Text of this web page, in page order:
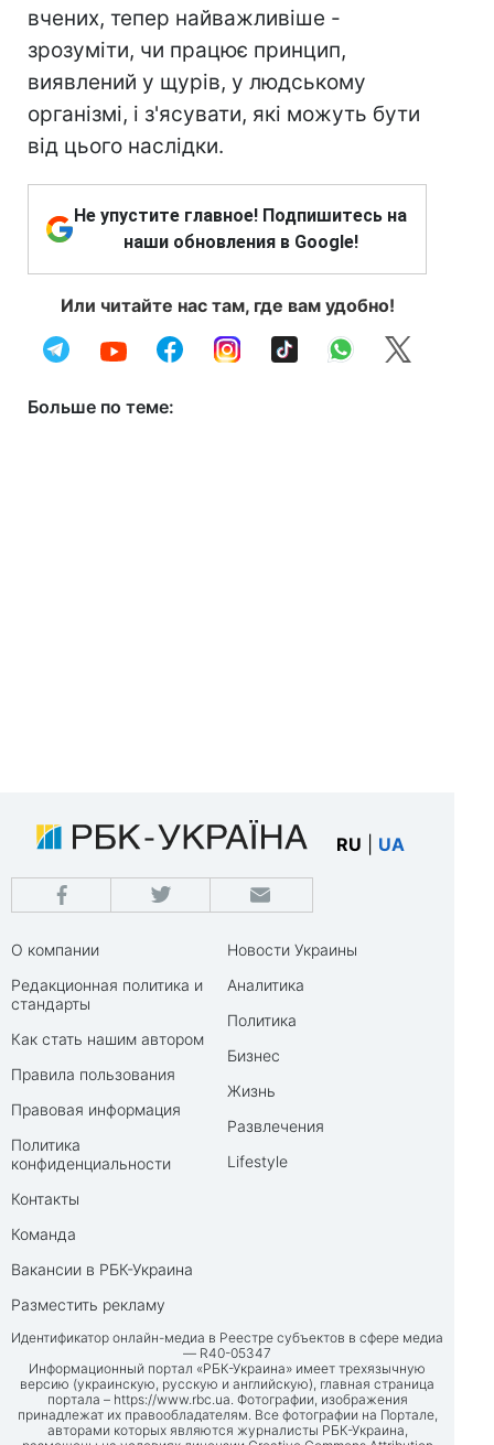
вчених, тепер найважливіше -
зрозуміти, чи працює принцип,
виявлений у щурів, у людському
організмі, і з'ясувати, які можуть бути
від цього наслідки.
Не упустите главное! Подпишитесь на
наши обновления в Google!
Или читайте нас там, где вам удобно!
Больше по теме:
RU UA
О компании
Редакционная политика и
стандарты
Как стать нашим автором
Правила пользования
Правовая информация
Политика
конфиденциальности
Контакты
Команда
Вакансии в РБК-Украина
Разместить рекламу
Новости Украины
Аналитика
Политика
Бизнес
Жизнь
Развлечения
Lifestyle
Идентификатор онлайн-медиа в Реестре субъектов в сфере медиа
— R40-05347
Информационный портал «РБК-Украина» имеет трехязычную
версию (украинскую, русскую и английскую), главная страница
портала – https://www.rbc.ua. Фотографии, изображения
принадлежат их правообладателям. Все фотографии на Портале,
авторами которых являются журналисты РБК-Украина,